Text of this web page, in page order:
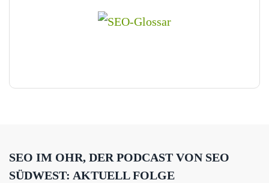
SEO IM OHR, DER PODCAST VON SEO
SÜDWEST: AKTUELL FOLGE